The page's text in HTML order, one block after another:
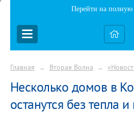
Перейти на полную
Главная → Вторая Волна →
Несколько домов в
останутся без тепла